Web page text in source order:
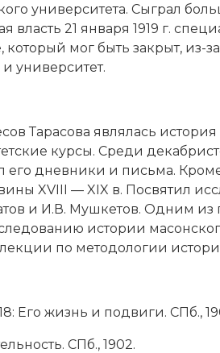
университета. Сыграл
власть 21 января 1919 г.
мог быть закрыт, из-
университет.
Тарасова являлась
курсы. Среди
его дневники и письма.
XVIII — XIX в. Посвятил
и И.В. Мушкетов. Одним из
истории
по методологии
Его жизнь и подвиги. СПб.,
СПб., 1902.